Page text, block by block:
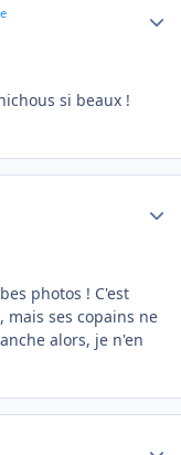
si beaux !
photos ! C'est
mais ses copains ne
alors, je n'en